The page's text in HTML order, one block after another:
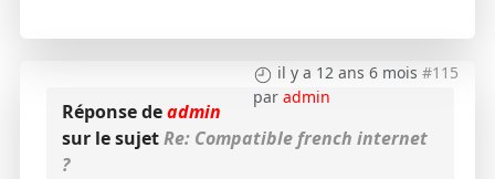
il y a 12 ans 6 mois #115
paradmin
Réponse deadmin
sur le sujetRe: Compatible french internet
?